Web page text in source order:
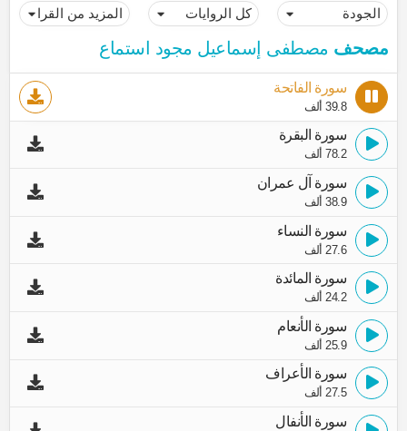
مصحف مصطفى إسماعيل مجود استماع
سورة الفاتحة
39.8 ألف
سورة البقرة
78.2 ألف
سورة آل عمران
38.9 ألف
سورة النساء
27.6 ألف
سورة المائدة
24.2 ألف
سورة الأنعام
25.9 ألف
سورة الأعراف
27.5 ألف
سورة الأنفال